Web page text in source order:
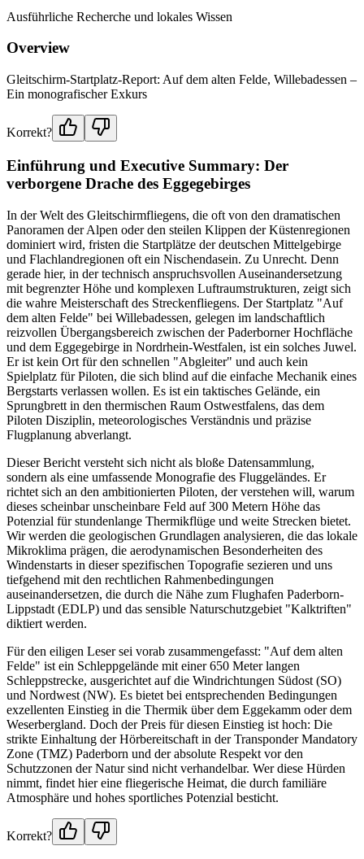
Ausführliche Recherche und lokales Wissen
Overview
Gleitschirm-Startplatz-Report: Auf dem alten Felde, Willebadessen –
Ein monografischer Exkurs
Korrekt?
Einführung und Executive Summary: Der
verborgene Drache des Eggegebirges
In der Welt des Gleitschirmfliegens, die oft von den dramatischen
Panoramen der Alpen oder den steilen Klippen der Küstenregionen
dominiert wird, fristen die Startplätze der deutschen Mittelgebirge
und Flachlandregionen oft ein Nischendasein. Zu Unrecht. Denn
gerade hier, in der technisch anspruchsvollen Auseinandersetzung
mit begrenzter Höhe und komplexen Luftraumstrukturen, zeigt sich
die wahre Meisterschaft des Streckenfliegens. Der Startplatz "Auf
dem alten Felde" bei Willebadessen, gelegen im landschaftlich
reizvollen Übergangsbereich zwischen der Paderborner Hochfläche
und dem Eggegebirge in Nordrhein-Westfalen, ist ein solches Juwel.
Er ist kein Ort für den schnellen "Abgleiter" und auch kein
Spielplatz für Piloten, die sich blind auf die einfache Mechanik eines
Bergstarts verlassen wollen. Es ist ein taktisches Gelände, ein
Sprungbrett in den thermischen Raum Ostwestfalens, das dem
Piloten Disziplin, meteorologisches Verständnis und präzise
Flugplanung abverlangt.
Dieser Bericht versteht sich nicht als bloße Datensammlung,
sondern als eine umfassende Monografie des Fluggeländes. Er
richtet sich an den ambitionierten Piloten, der verstehen will, warum
dieses scheinbar unscheinbare Feld auf 300 Metern Höhe das
Potenzial für stundenlange Thermikflüge und weite Strecken bietet.
Wir werden die geologischen Grundlagen analysieren, die das lokale
Mikroklima prägen, die aerodynamischen Besonderheiten des
Windenstarts in dieser spezifischen Topografie sezieren und uns
tiefgehend mit den rechtlichen Rahmenbedingungen
auseinandersetzen, die durch die Nähe zum Flughafen Paderborn-
Lippstadt (EDLP) und das sensible Naturschutzgebiet "Kalktriften"
diktiert werden.
Für den eiligen Leser sei vorab zusammengefasst: "Auf dem alten
Felde" ist ein Schleppgelände mit einer 650 Meter langen
Schleppstrecke, ausgerichtet auf die Windrichtungen Südost (SO)
und Nordwest (NW). Es bietet bei entsprechenden Bedingungen
exzellenten Einstieg in die Thermik über dem Eggekamm oder dem
Weserbergland. Doch der Preis für diesen Einstieg ist hoch: Die
strikte Einhaltung der Hörbereitschaft in der Transponder Mandatory
Zone (TMZ) Paderborn und der absolute Respekt vor den
Schutzzonen der Natur sind nicht verhandelbar. Wer diese Hürden
nimmt, findet hier eine fliegerische Heimat, die durch familiäre
Atmosphäre und hohes sportliches Potenzial besticht.
Korrekt?